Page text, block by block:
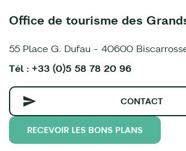
Office de tourisme des
55 Place G. Dufau - 40600
Tél : +33 (0)5 58 78 20 96
CONTACT
RECEVOIR LES BONS PLANS